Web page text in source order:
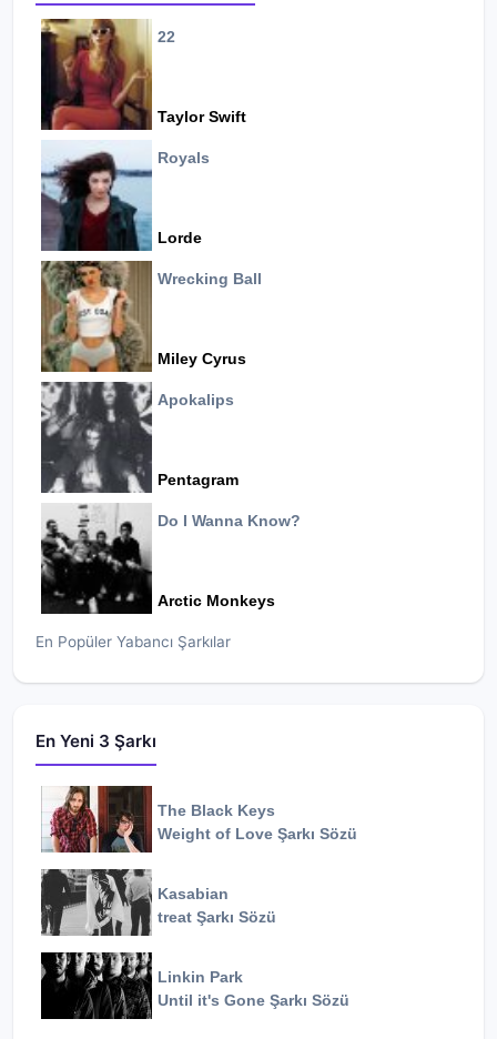
22
Taylor Swift
Royals
Lorde
Wrecking Ball
Miley Cyrus
Apokalips
Pentagram
Do I Wanna Know?
Arctic Monkeys
En Popüler Yabancı Şarkılar
En Yeni 3 Şarkı
The Black Keys
Weight of Love Şarkı Sözü
Kasabian
treat Şarkı Sözü
Linkin Park
Until it's Gone Şarkı Sözü